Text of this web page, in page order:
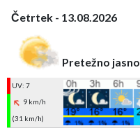
Četrtek - 13.08.2026
Pretežno jasno
UV: 7
9 km/h
(31 km/h)